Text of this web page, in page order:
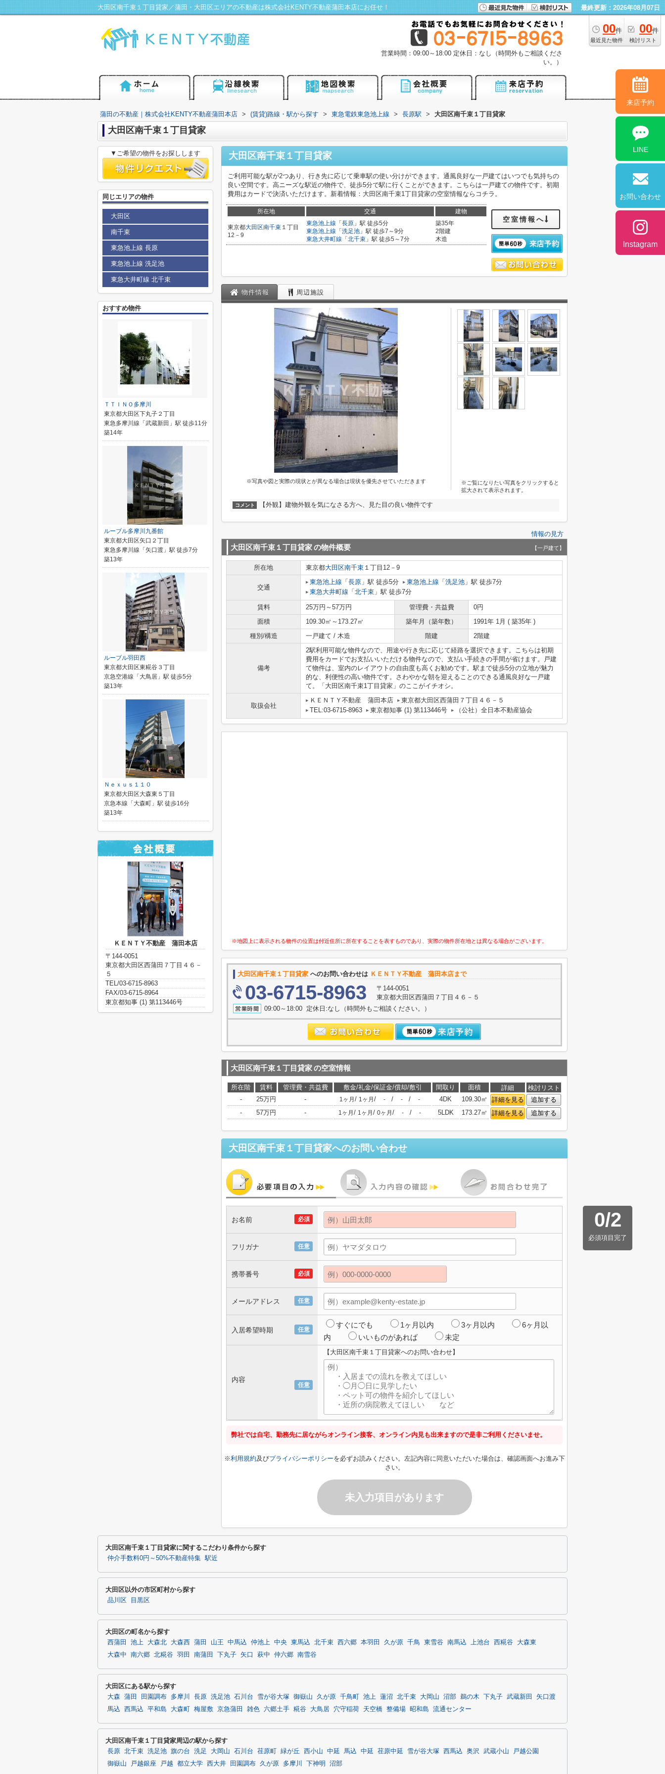
大田区南千束１丁目貸家／蒲田・大田区エリアの不動産は株式会社KENTY不動産蒲田本店にお任せ！ 最終更新：2026年08月07日
00件
最近見た物件
00件
検討リスト
営業時間：09:00～18:00 定休日：なし（時間外もご相談くださ
い。）
蒲田の不動産｜株式会社KENTY不動産蒲田本店 > (賃貸)路線・駅から探す > 東急電鉄東急池上線 > 長原駅 > 大田区南千束１丁目貸家
大田区南千束１丁目貸家
大田区南千束１丁目貸家
ご利用可能な駅が2つあり、行き先に応じて乗車駅の使い分けができます。通風良好な一戸建てはいつでも気持ちの
良い空間です。高ニーズな駅近の物件で、徒歩5分で駅に行くことができます。こちらは一戸建ての物件です。初期
費用はカードで決済いただけます。新着情報：大田区南千束1丁目貸家の空室情報ならコチラ。
所在地 交通 建物
東京都大田区南千束 １丁目
12－9
東急池上線 「 長原 」駅 徒歩5分
東急池上線 「 洗足池 」駅 徒歩7～9分
東急大井町線 「 北千束 」駅 徒歩5～7分
築35年
2階建
木造
空室情報へ
物件情報 周辺施設
※写真や図と実際の現状とが異なる場合は現状を優先させていただきます
※ご覧になりたい写真をクリックすると
拡大されて表示されます。
コメント 【外観】建物外観を気になさる方へ、見た目の良い物件です
情報の見方
大田区南千束１丁目貸家の物件概要 【一戸建て】
所在地 東京都大田区南千束 １丁目12－9
交通
東急池上線 「 長原 」駅 徒歩5分 東急池上線 「 洗足池 」駅 徒歩7分
東急大井町線 「 北千束 」駅 徒歩7分
賃料 25万円～57万円 管理費・共益費
0円
面積
109.30㎡～173.27㎡ 築年月（築年数）
1991年 1月 ( 築35年 )
種別/構造
一戸建て / 木造 階建 2階建
備考
2駅利用可能な物件なので、用途や行き先に応じて経路を選択できます。こちらは初期
費用をカードでお支払いいただける物件なので、支払い手続きの手間が省けます。戸建
て物件は、室内のレイアウトの自由度も高くお勧めです。駅まで徒歩5分の立地が魅力
的な、利便性の高い物件です。さわやかな朝を迎えることのできる通風良好な一戸建
て。「大田区南千束1丁目貸家」のここがイチオシ。
取扱会社
ＫＥＮＴＹ不動産 蒲田本店
東京都大田区西蒲田７丁目４６－５
TEL:03-6715-8963
東京都知事 (1) 第113446号 （公社）全日本不動産協会
※地図上に表示される物件の位置は付近住所に所在することを表すものであり、実際の物件所在地とは異なる場合がございます。
大田区南千束１丁目貸家 へのお問い合わせは ＫＥＮＴＹ不動産 蒲田本店まで
03-6715-8963
〒144-0051
東京都大田区西蒲田７丁目４６－５
09:00～18:00 定休日:なし（時間外もご相談ください。）
大田区南千束１丁目貸家の空室情報
所在階 賃料 管理費・共益費 敷金/礼金/保証金/償却/敷引 間取り 面積 詳細
検討リスト
-
25万円 - 1ヶ月 / 1ヶ月 / - / - / - 4DK 109.30㎡ 詳細を見る
追加する
-
57万円 - 1ヶ月 / 1ヶ月 / 0ヶ月 / - / - 5LDK 173.27㎡ 詳細を見る 追加する
大田区南千束１丁目貸家へのお問い合わせ
0/2
必須項目完了
必須
お名前
任意
フリガナ
必須
携帯番号
任意
メールアドレス
任意
入居希望時期
すぐにでも 1ヶ月以内 3ヶ月以内
6ヶ月以
内
いいものがあれば 未定
任意
内容
【大田区南千束１丁目貸家へのお問い合わせ】
弊社では自宅、勤務先に居ながらオンライン接客、オンライン内見も出来ますので是非ご利用くださいませ。
※利用規約及びプライバシーポリシーを必ずお読みください。左記内容に同意いただいた場合は、確認画面へお進み下
さい。
未入力項目があります
▼ご希望の物件をお探しします
同じエリアの物件
大田区
南千束
東急池上線 長原
東急池上線 洗足池
東急大井町線 北千束
おすすめ物件
ＴＴＩＮＯ多摩川
東京都大田区下丸子２丁目
東急多摩川線「武蔵新田」駅 徒歩11分
築14年
ルーブル多摩川九番館
東京都大田区矢口２丁目
東急多摩川線「矢口渡」駅 徒歩7分
築13年
ルーブル羽田西
東京都大田区東糀谷３丁目
京急空港線「大鳥居」駅 徒歩5分
築13年
Ｎｅｘｕｓ１１０
東京都大田区大森東５丁目
京急本線「大森町」駅 徒歩16分
築13年
ＫＥＮＴＹ不動産 蒲田本店
〒144-0051
東京都大田区西蒲田７丁目４６－
５
TEL/03-6715-8963
FAX/03-6715-8964
東京都知事 (1) 第113446号
大田区南千束１丁目貸家に関するこだわり条件から探す
仲介手数料0円～50%不動産特集 駅近
大田区以外の市区町村から探す
品川区 目黒区
大田区の町名から探す
西蒲田 池上 大森北 大森西 蒲田 山王 中馬込 仲池上 中央 東馬込 北千束 西六郷 本羽田 久が原 千鳥 東雪谷 南馬込 上池台 西糀谷
大森東
大森中
南六郷 北糀谷 羽田 南蒲田 下丸子 矢口 萩中 仲六郷 南雪谷
大田区にある駅から探す
大森 蒲田 田園調布 多摩川 長原 洗足池 石川台 雪が谷大塚 御嶽山 久が原 千鳥町 池上 蓮沼 北千束 大岡山 沼部 鵜の木 下丸子 武蔵新田
矢口渡
馬込
西馬込 平和島 大森町 梅屋敷 京急蒲田 雑色 六郷土手 糀谷 大鳥居 穴守稲荷 天空橋 整備場 昭和島 流通センター
大田区南千束１丁目貸家周辺の駅から探す
長原 北千束 洗足池 旗の台 洗足 大岡山 石川台 荏原町 緑が丘 西小山 中延 馬込 中延 荏原中延 雪が谷大塚 西馬込 奥沢 武蔵小山
戸越公園
御嶽山
戸越銀座 戸越 都立大学 西大井 田園調布 久が原 多摩川 下神明 沼部
来店予約
LINE
お問い合わせ
Instagram